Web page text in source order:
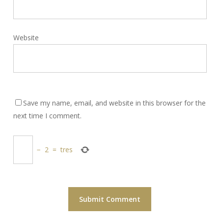
Website
Save my name, email, and website in this browser for the
next time I comment.
− 2 = tres